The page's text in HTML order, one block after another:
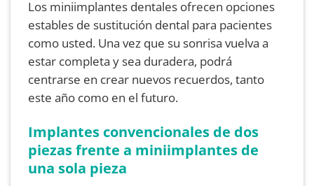
Los miniimplantes dentales ofrecen opciones
estables de sustitución dental para pacientes
como usted. Una vez que su sonrisa vuelva a
estar completa y sea duradera, podrá
centrarse en crear nuevos recuerdos, tanto
este año como en el futuro.
Implantes convencionales de dos
piezas frente a miniimplantes de
una sola pieza